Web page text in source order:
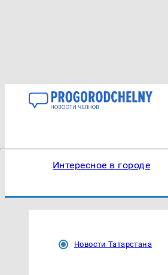
Интересное в городе
Новости Татарстана